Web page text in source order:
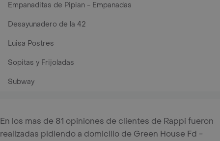
Empanaditas de Pipian - Empanadas
Desayunadero de la 42
Luisa Postres
Sopitas y Frijoladas
Subway
En los mas de 81 opiniones de clientes de Rappi fueron
realizadas pidiendo a domicilio de Green House Fd -